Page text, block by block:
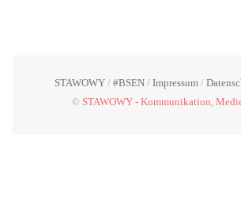
STAWOWY #BSEN Impressum
© STAWOWY - Kommunikation,